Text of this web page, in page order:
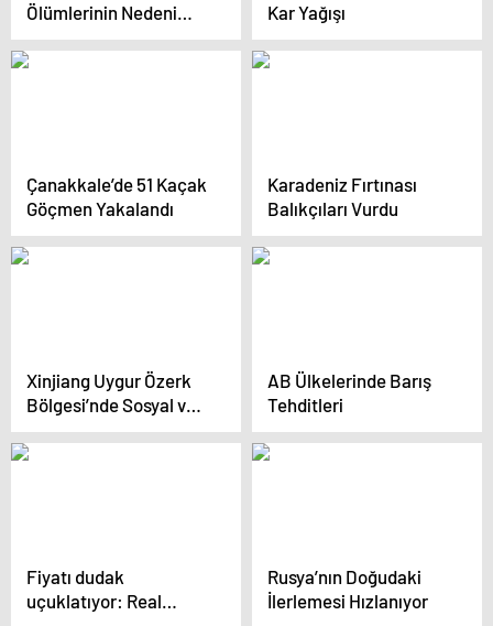
Ölümlerinin Nedeni
Nitrit Zehirlenmesi
Kar Yağışı
Çanakkale’de 51 Kaçak
Göçmen Yakalandı
Karadeniz Fırtınası
Balıkçıları Vurdu
Xinjiang Uygur Özerk
Bölgesi’nde Sosyal ve
Ekonomik Gelişmeler
AB Ülkelerinde Barış
Tehditleri
Fiyatı dudak
uçuklatıyor: Real
Rusya’nın Doğudaki
İlerlemesi Hızlanıyor